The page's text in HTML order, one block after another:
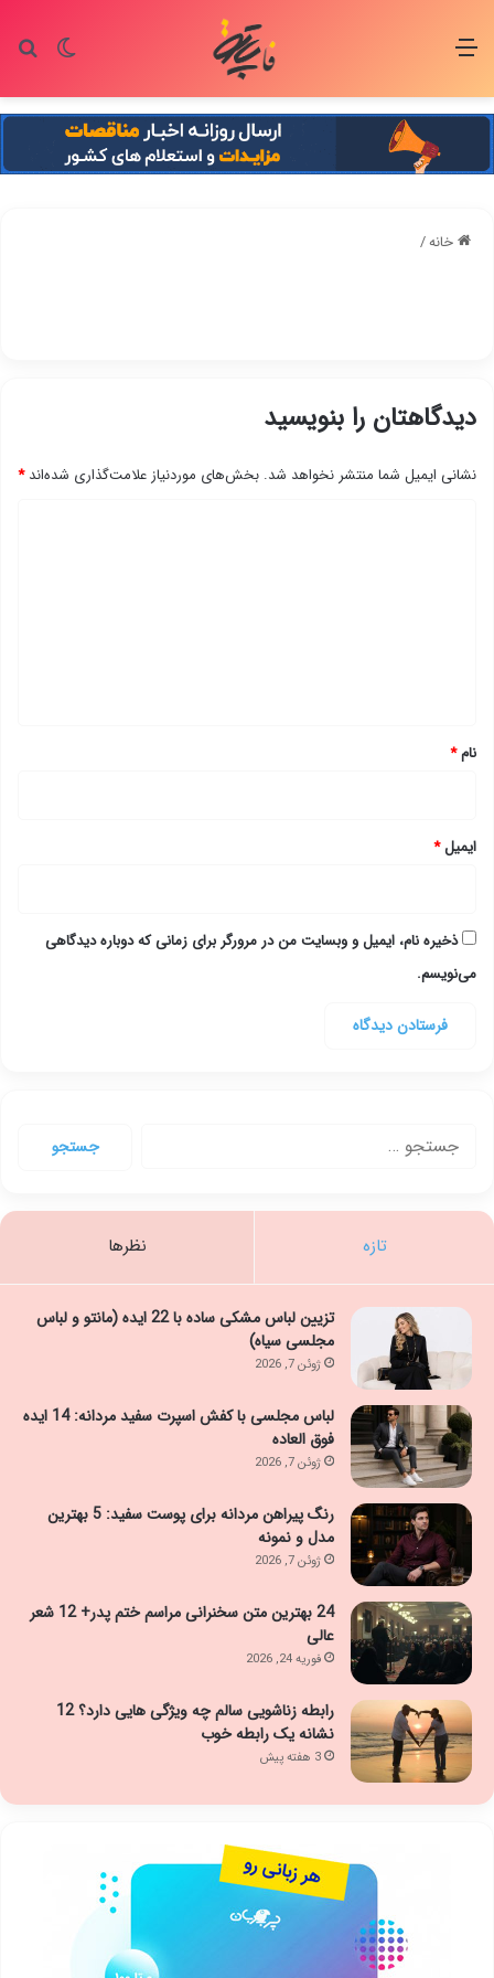
تغییر منو
خانه/
دیدگاهتان را بنویسید
نشانی ایمیل شما منتشر نخواهد شد. بخش‌های موردنیاز علامت‌گذاری شده‌اند*
نام*
ایمیل*
ذخیره نام، ایمیل و وبسایت من در مرورگر برای زمانی که دوباره دیدگاهی
می‌نویسم.
تازه نظرها
تزیین لباس مشکی ساده با 22 ایده (مانتو و لباس
مجلسی سیاه)
ژوئن 7, 2026
لباس مجلسی با کفش اسپرت سفید مردانه: 14 ایده
فوق العاده
ژوئن 7, 2026
رنگ پیراهن مردانه برای پوست سفید: 5 بهترین
مدل و نمونه
ژوئن 7, 2026
24 بهترین متن سخنرانی مراسم ختم پدر+ 12 شعر
عالی
فوریه 24, 2026
رابطه زناشویی سالم چه ویژگی هایی دارد؟ 12
نشانه یک رابطه خوب
3 هفته پیش